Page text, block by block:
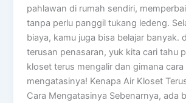
pahlawan di rumah sendiri,
tanpa perlu panggil tukang ledeng.
biaya, kamu juga bisa belajar banyak.
terusan penasaran, yuk kita cari tahu
kloset terus mengalir dan gimana cara
mengatasinya! Kenapa Air Kloset
Cara Mengatasinya Sebenarnya, ada